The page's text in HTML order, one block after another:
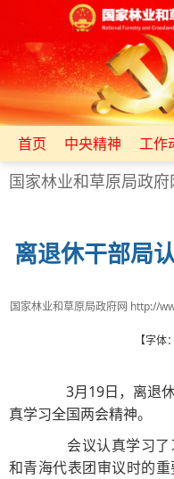
首页 中央精神 工作
国家林业和草原局政府
离退休干部局
国家林业和草原局政府网 http://
【字体：
3月19日，离退休
真学习全国两会精神。
会议认真学习了
和青海代表团审议时的